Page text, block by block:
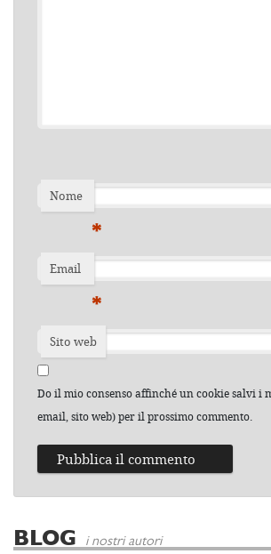
Nome
*
Email
*
Sito web
Do il mio consenso affinché un cookie salvi i
email, sito web) per il prossimo commento.
BLOG i nostri autori